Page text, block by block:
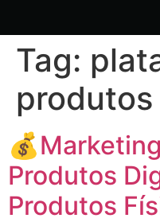
Tag:
Produtos
Produtos